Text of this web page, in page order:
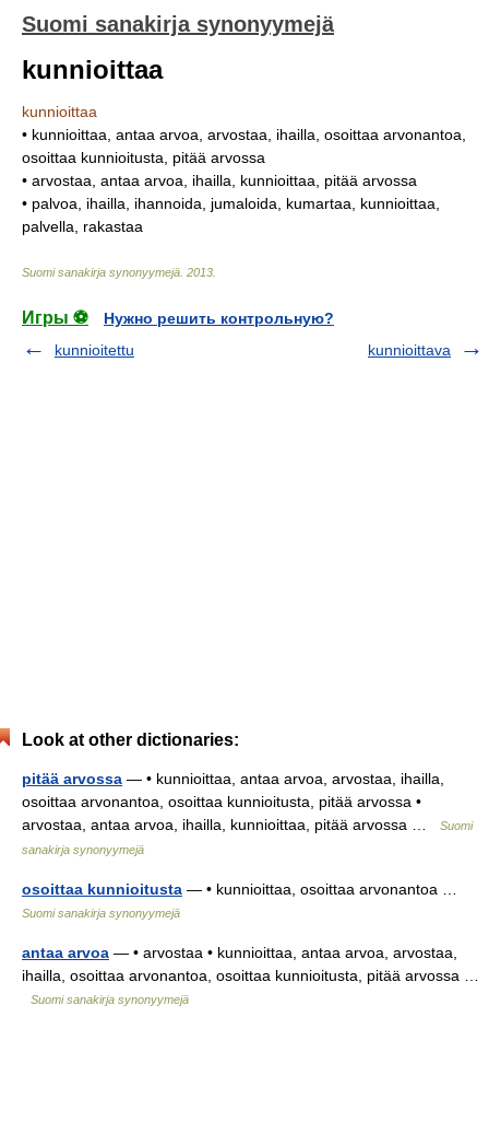
Suomi sanakirja synonyymejä
kunnioittaa
kunnioittaa
• kunnioittaa, antaa arvoa, arvostaa, ihailla, osoittaa arvonantoa,
osoittaa kunnioitusta, pitää arvossa
• arvostaa, antaa arvoa, ihailla, kunnioittaa, pitää arvossa
• palvoa, ihailla, ihannoida, jumaloida, kumartaa, kunnioittaa,
palvella, rakastaa
Suomi sanakirja synonyymejä 2013
Игры ⚽
Нужно решить контрольную?
kunnioitettu
kunnioittava
Look at other dictionaries:
pitää arvossa — • kunnioittaa, antaa arvoa, arvostaa, ihailla,
osoittaa arvonantoa, osoittaa kunnioitusta, pitää arvossa •
arvostaa, antaa arvoa, ihailla, kunnioittaa, pitää arvossa …
Suomi
sanakirja synonyymejä
osoittaa kunnioitusta — • kunnioittaa, osoittaa arvonantoa …
Suomi sanakirja synonyymejä
antaa arvoa — • arvostaa • kunnioittaa, antaa arvoa, arvostaa,
ihailla, osoittaa arvonantoa, osoittaa kunnioitusta, pitää arvossa …
Suomi sanakirja synonyymejä